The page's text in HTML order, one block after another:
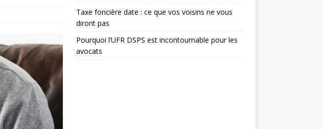
Taxe foncière date : ce que vos voisins ne vous
diront pas
Pourquoi l’UFR DSPS est incontournable pour les
avocats